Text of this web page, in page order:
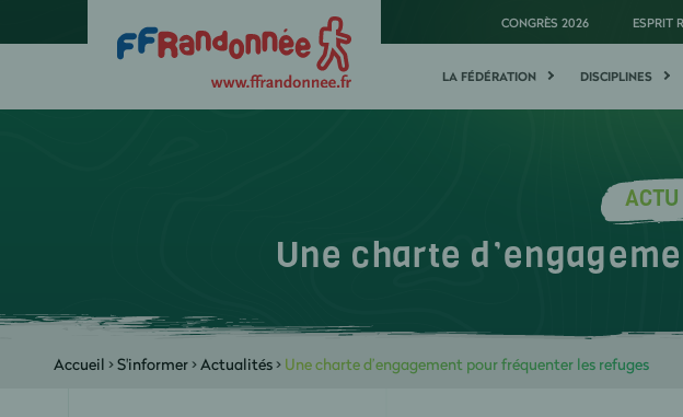
CONGRÈS 2026 ESPRIT
LA FÉDÉRATION DISCIPLINES
Une charte
Accueil >S'informer>Actualités> Une charte d’engagement pour fréquenter les refuges